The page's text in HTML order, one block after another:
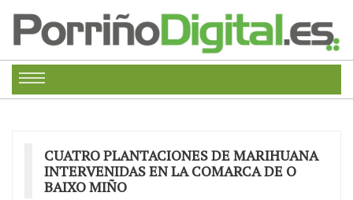
CUATRO PLANTACIONES DE MARIHUANA
INTERVENIDAS EN LA COMARCA DE O
BAIXO MIÑO